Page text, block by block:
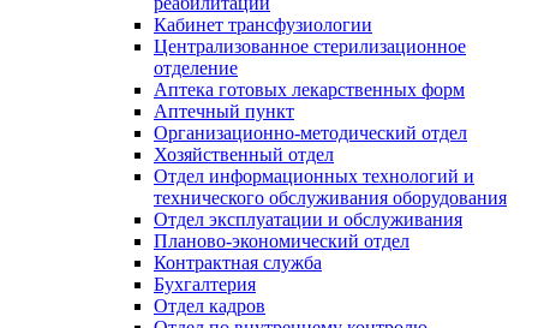
Кабинет трансфузиологии
Централизованное стерилизационное
отделение
Аптека готовых лекарственных форм
Аптечный пункт
Организационно-методический отдел
Хозяйственный отдел
Отдел информационных технологий и
технического обслуживания оборудования
Отдел эксплуатации и обслуживания
Планово-экономический отдел
Контрактная служба
Бухгалтерия
Отдел кадров